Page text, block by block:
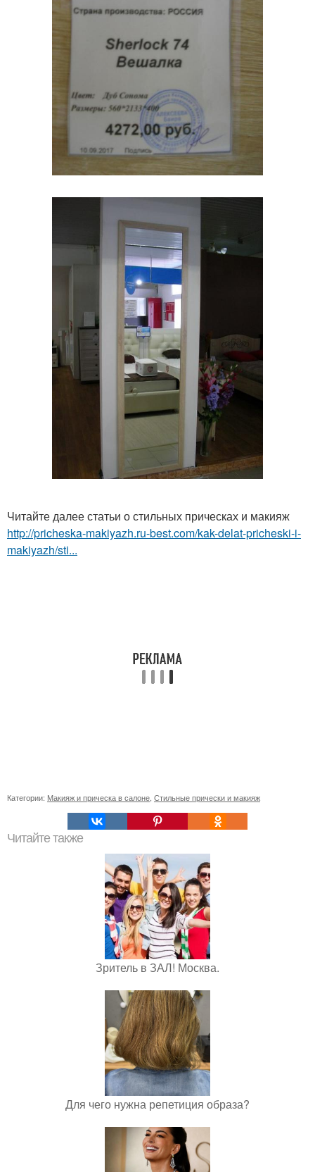
Читайте далее статьи о стильных прическах и макияж
http://pricheska-makiyazh.ru-best.com/kak-delat-pricheski-i-
makiyazh/sti...
Категории: Макияж и прическа в салоне Стильные прически и макияж
Читайте также
Зритель в ЗАЛ! Москва.
Для чего нужна репетиция образа?